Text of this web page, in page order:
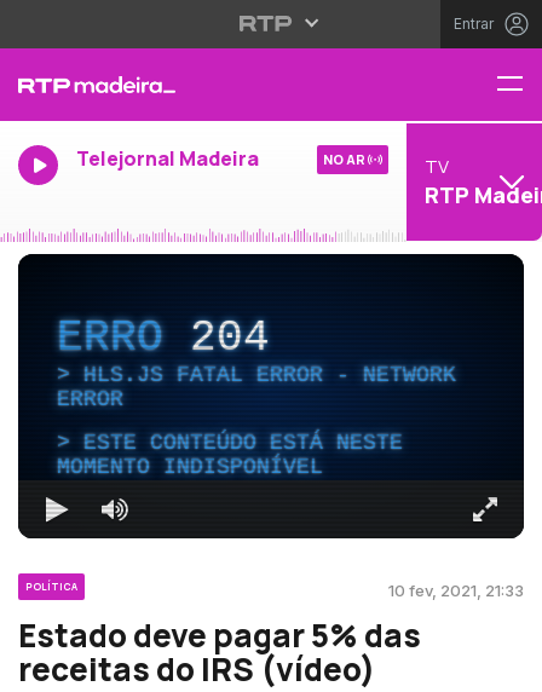
Entrar
Telejornal Madeira NO AR TV
RTP
ERRO204
HLS.JS FATAL ERROR - NETWORK
ERROR
ESTE CONTEÚDO ESTÁ NESTE
MOMENTO INDISPONÍVEL
POLÍTICA 10 fev, 2021, 21:33
Estado deve pagar 5% das
receitas do IRS (vídeo)